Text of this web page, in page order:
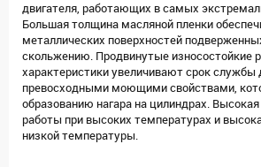
двигателя, работающих в самых
Большая толщина масляной пленки
металлических поверхностей
скольжению. Продвинутые износостойкие
характеристики увеличивают срок службы
превосходными моющими свойствами,
образованию нагара на цилиндрах.
работы при высоких температурах и
низкой температуры.